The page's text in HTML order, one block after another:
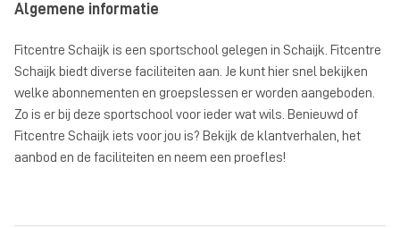
Algemene informatie
Fitcentre Schaijk is een sportschool gelegen in Schaijk. Fitcentre
Schaijk biedt diverse faciliteiten aan. Je kunt hier snel bekijken
welke abonnementen en groepslessen er worden aangeboden.
Zo is er bij deze sportschool voor ieder wat wils. Benieuwd of
Fitcentre Schaijk iets voor jou is? Bekijk de klantverhalen, het
aanbod en de faciliteiten en neem een proefles!